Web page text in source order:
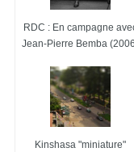
RDC : En campagne
Jean-Pierre Bemba
Kinshasa "miniature"